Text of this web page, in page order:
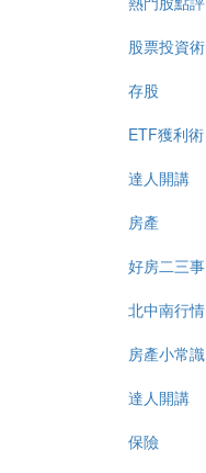
股票投資術
存股
ETF獲利術
達人開講
房產
好房二三事
北中南行情
房產小常識
達人開講
保險